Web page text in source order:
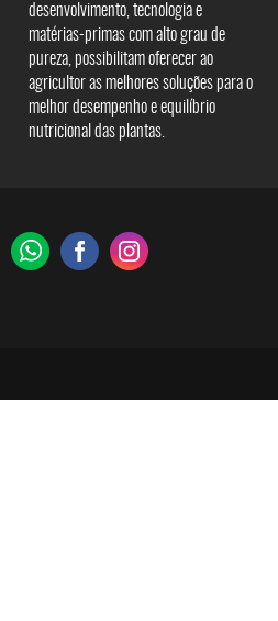
desenvolvimento, tecnologia e
matérias-primas com alto grau de
pureza, possibilitam oferecer ao
agricultor as melhores soluções para o
melhor desempenho e equilíbrio
nutricional das plantas.